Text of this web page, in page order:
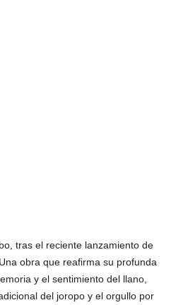
tras el reciente lanzamiento de
obra que reafirma su profunda
y el sentimiento del llano,
del joropo y el orgullo por